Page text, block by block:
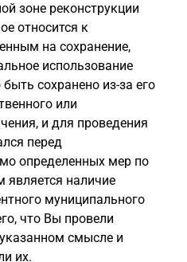
зоне реконструкции
относится к
на сохранение,
использование
сохранено из-за его
или
и для проведения
перед
определенных мер по
является наличие
муниципального
что Вы провели
смысле и
их.